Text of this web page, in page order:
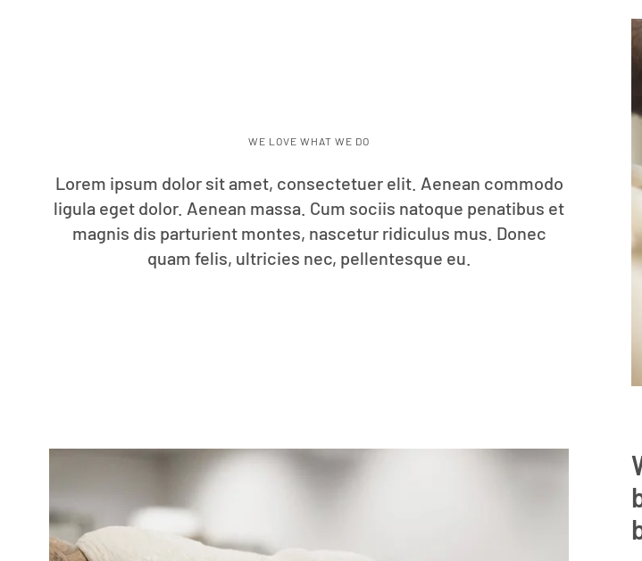
WE LOVE WHAT WE DO
Lorem ipsum dolor sit amet, consectetuer elit. Aenean commodo
ligula eget dolor. Aenean massa. Cum sociis natoque penatibus et
magnis dis parturient montes, nascetur ridiculus mus. Donec
quam felis, ultricies nec, pellentesque eu.